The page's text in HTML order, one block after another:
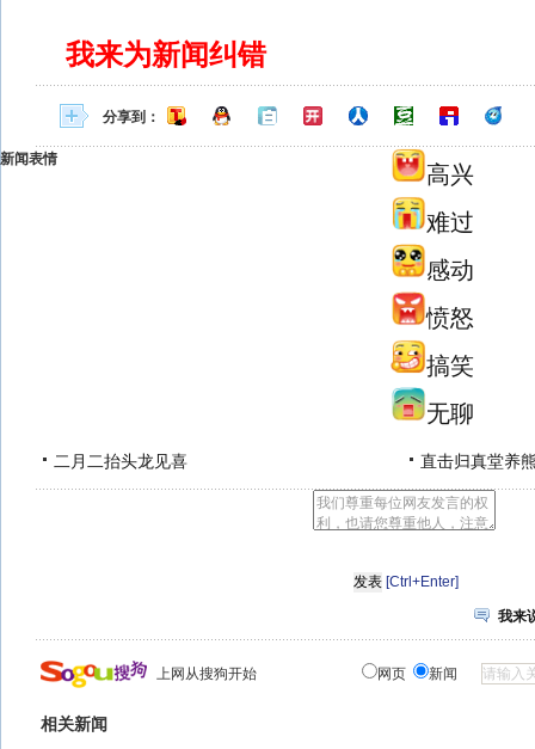
我来为新闻纠错
分享到：
新闻表情
高兴
难过
感动
愤怒
搞笑
无聊
二月二抬头龙见喜 直击归真堂养
[Ctrl+Enter]
我来
上网从搜狗开始 网页 新闻
相关新闻